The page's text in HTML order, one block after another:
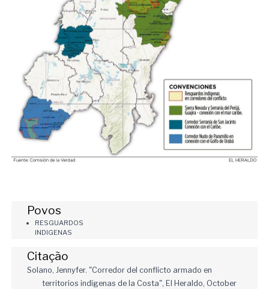
Povos
RESGUARDOS
INDIGENAS
Citação
Solano, Jennyfer. "Corredor del conflicto armado en
territorios indígenas de la Costa", El Heraldo, October